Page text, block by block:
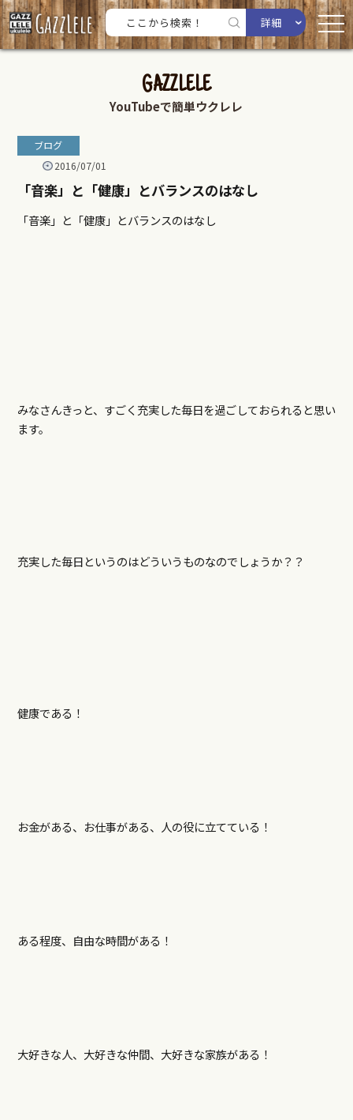
詳細
GAZZLELE
YouTubeで簡単ウクレレ
ブログ
2016/07/01
「音楽」と「健康」とバランスのはなし
「音楽」と「健康」とバランスのはなし
みなさんきっと、すごく充実した毎日を過ごしておられると思い
ます。
充実した毎日というのはどういうものなのでしょうか？？
健康である！
お金がある、お仕事がある、人の役に立てている！
ある程度、自由な時間がある！
大好きな人、大好きな仲間、大好きな家族がある！